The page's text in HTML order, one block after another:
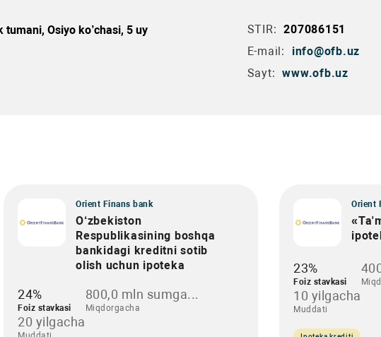
Osiyo ko’chasi, 5 uy
STIR: 207086151
E-mail:
info@ofb.uz
Sayt: www.ofb.uz
Orient Finans bank
O‘zbekiston
Respublikasining boshqa
bankidagi kreditni sotib
olish uchun ipoteka
24%
Foiz stavkasi
800,0 mln sumga...
Miqdorgacha
20 yilgacha
Orient
23%
Foiz stavkasi
10 yilgacha
Muddati